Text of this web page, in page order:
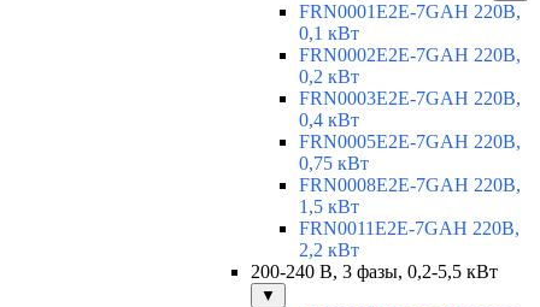
FRN0001E2E-7GAH 220В,
0,1 кВт
FRN0002E2E-7GAH 220В,
0,2 кВт
FRN0003E2E-7GAH 220В,
0,4 кВт
FRN0005E2E-7GAH 220В,
0,75 кВт
FRN0008E2E-7GAH 220В,
1,5 кВт
FRN0011E2E-7GAH 220В,
2,2 кВт
200-240 В, 3 фазы, 0,2-5,5 кВт
▼